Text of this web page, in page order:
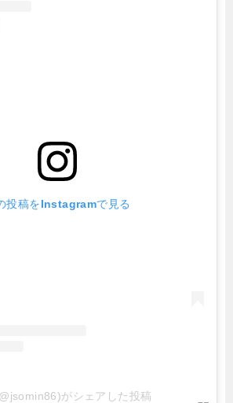
投稿をInstagramで見る
がシェアした投稿